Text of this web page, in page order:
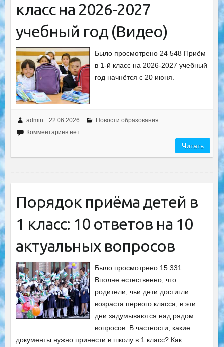
класс на 2026-2027
учебный год (Видео)
Было просмотрено 24 548 Приём
в 1-й класс на 2026-2027 учебный
год начнётся с 20 июня.
admin 22.06.2026
Новости образования
Комментариев нет
Читать
Порядок приёма детей в
1 класс: 10 ответов на 10
актуальных вопросов
Было просмотрено 15 331
Вполне естественно, что
родители, чьи дети достигли
возраста первого класса, в эти
дни задумываются над рядом
вопросов. В частности, какие
документы нужно принести в школу в 1 класс? Как